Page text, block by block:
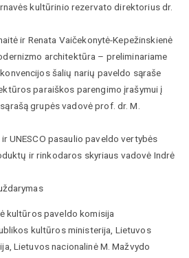
kultūrinio rezervato direktorius dr.
ir Renata Vaičekonytė-Kepežinskienė
architektūra – preliminariame
šalių narių paveldo sąraše
paraiškos parengimo įrašymui į
grupės vadovė prof. dr. M.
UNESCO pasaulio paveldo vertybės
ir rinkodaros skyriaus vadovė Indrė
kultūros paveldo komisija
kultūros ministerija, Lietuvos
Lietuvos nacionalinė M. Mažvydo